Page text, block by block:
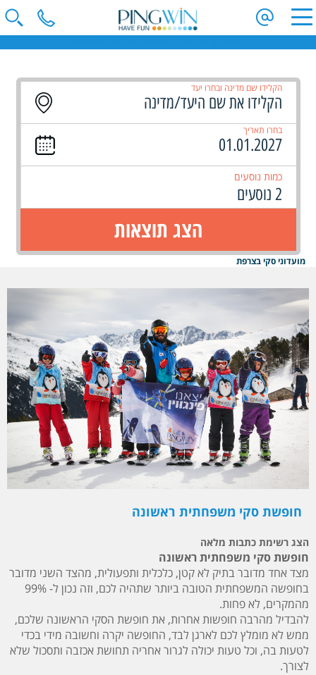
הקלידו שם מדינה ובחרו יעד
בחרו תאריך
כמות נוסעים
2 נוסעים
הצג תוצאות
מועדוני סקי בצרפת
חופשת סקי משפחתית ראשונה
הצג רשימת כתבות מלאה
חופשת סקי משפחתית ראשונה
מצד אחד מדובר בתיק לא קטן, כלכלית ותפעולית, מהצד השני מדובר
בחופשה המשפחתית הטובה ביותר שתהיה לכם, וזה נכון ל- 99%
מהמקרים, לא פחות.
להבדיל מהרבה חופשות אחרות, את חופשת הסקי הראשונה שלכם,
ממש לא מומלץ לכם לארגן לבד, החופשה יקרה וחשובה מידי בכדי
לטעות בה, וכל טעות יכולה לגרור אחריה תחושת אכזבה ותסכול שלא
לצורך.